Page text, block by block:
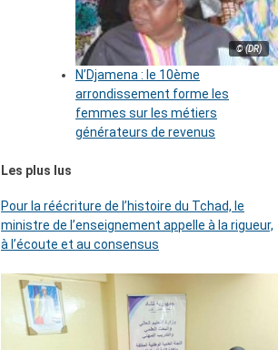
© (DR)
N’Djamena : le 10ème
arrondissement forme les
femmes sur les métiers
générateurs de revenus
Les plus lus
Pour la réécriture de l’histoire du Tchad, le
ministre de l’enseignement appelle à la rigueur,
à l’écoute et au consensus